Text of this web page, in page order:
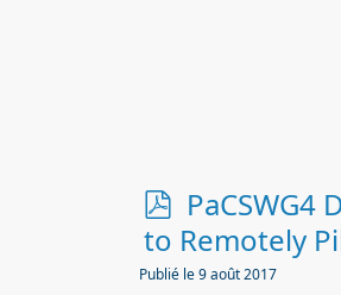
p
d
f
to Remotely
Publié le 9 août 2017